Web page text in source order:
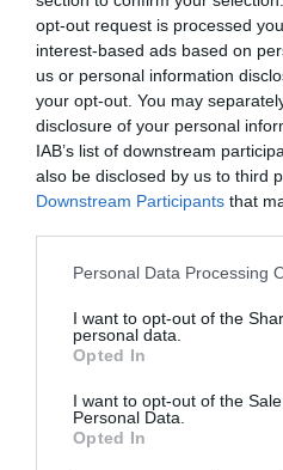
opt-out request is processed
interest-based ads based on
us or personal information
your opt-out. You may
disclosure of your personal
IAB’s list of downstream
also be disclosed by us to third
Downstream Participants that
Personal Data Processing
I want to opt-out of the
personal data.
Opted In
I want to opt-out of the
Personal Data.
Opted In
escenario principal para
todo lo alto.